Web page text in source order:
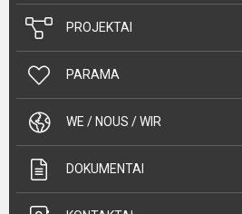
PROJEKTAI
PARAMA
WE / NOUS / WIR
DOKUMENTAI